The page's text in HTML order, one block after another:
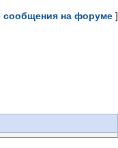
на форуме ]